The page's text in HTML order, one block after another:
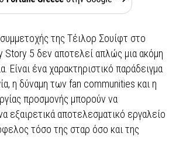
της Τέιλορ Σουίφτ στο
Story 5 δεν αποτελεί απλώς μια ακόμη
Είναι ένα χαρακτηριστικό παράδειγμα
η δύναμη των fan communities και η
προσμονής μπορούν να
εξαιρετικά αποτελεσματικό εργαλείο
τόσο της σταρ όσο και της